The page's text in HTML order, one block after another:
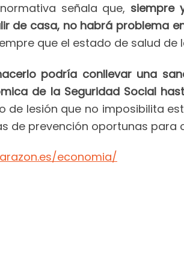
señala que, siempre
de casa, no habrá problema
que el estado de salud de
podría conllevar una
de la Seguridad Social
de lesión que no imposibilita
de prevención oportunas para
economia/